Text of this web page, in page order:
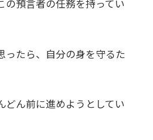
の預言者の任務を持ってい
ったら、自分の身を守るた
どん前に進めようとしてい